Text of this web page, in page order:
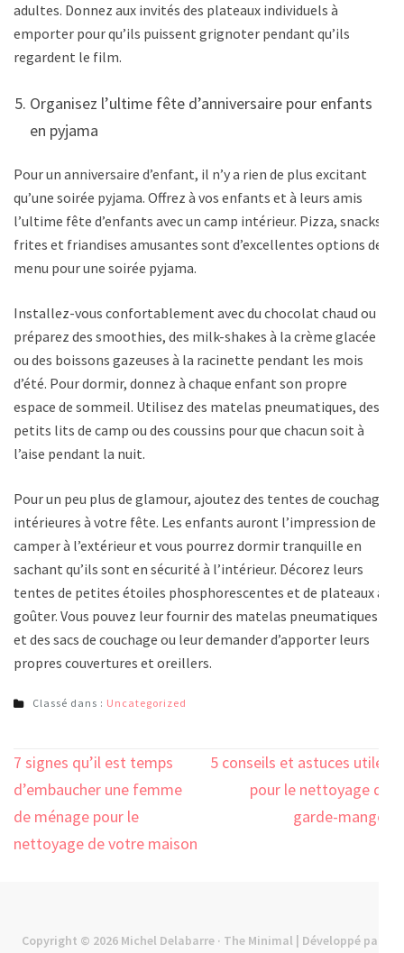
adultes. Donnez aux invités des plateaux individuels à
emporter pour qu’ils puissent grignoter pendant qu’ils
regardent le film.
Organisez l’ultime fête d’anniversaire pour enfants
en pyjama
Pour un anniversaire d’enfant, il n’y a rien de plus excitant
qu’une soirée pyjama. Offrez à vos enfants et à leurs amis
l’ultime fête d’enfants avec un camp intérieur. Pizza, snacks,
frites et friandises amusantes sont d’excellentes options de
menu pour une soirée pyjama.
Installez-vous confortablement avec du chocolat chaud ou
préparez des smoothies, des milk-shakes à la crème glacée
ou des boissons gazeuses à la racinette pendant les mois
d’été. Pour dormir, donnez à chaque enfant son propre
espace de sommeil. Utilisez des matelas pneumatiques, des
petits lits de camp ou des coussins pour que chacun soit à
l’aise pendant la nuit.
Pour un peu plus de glamour, ajoutez des tentes de couchage
intérieures à votre fête. Les enfants auront l’impression de
camper à l’extérieur et vous pourrez dormir tranquille en
sachant qu’ils sont en sécurité à l’intérieur. Décorez leurs
tentes de petites étoiles phosphorescentes et de plateaux à
goûter. Vous pouvez leur fournir des matelas pneumatiques
et des sacs de couchage ou leur demander d’apporter leurs
propres couvertures et oreillers.
Classé dans : Uncategorized
Navigation
de
l’article
7 signes qu’il est temps
d’embaucher une femme
de ménage pour le
nettoyage de votre maison
5 conseils et astuces utiles
pour le nettoyage du
garde-manger
Copyright © 2026 Michel Delabarre · The Minimal | Développé par